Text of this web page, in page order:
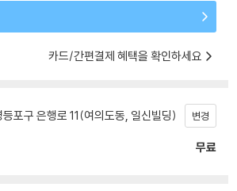
카드/간편결제 혜택을 확인하세요
포구 은행로 11(여의도동, 일신빌딩) 변경
무료